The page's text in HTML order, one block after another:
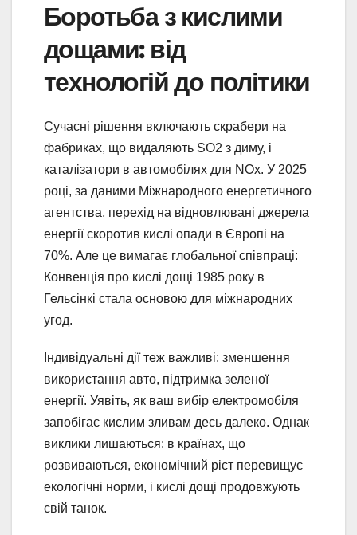
Боротьба з кислими
дощами: від
технологій до політики
Сучасні рішення включають скрабери на
фабриках, що видаляють SO2 з диму, і
каталізатори в автомобілях для NOx. У 2025
році, за даними Міжнародного енергетичного
агентства, перехід на відновлювані джерела
енергії скоротив кислі опади в Європі на
70%. Але це вимагає глобальної співпраці:
Конвенція про кислі дощі 1985 року в
Гельсінкі стала основою для міжнародних
угод.
Індивідуальні дії теж важливі: зменшення
використання авто, підтримка зеленої
енергії. Уявіть, як ваш вибір електромобіля
запобігає кислим зливам десь далеко. Однак
виклики лишаються: в країнах, що
розвиваються, економічний ріст перевищує
екологічні норми, і кислі дощі продовжують
свій танок.